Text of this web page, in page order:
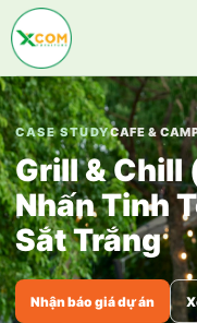
Bỏ
qua
nội
dung
CASE STUDYCAFE &
Grill &
Nhấn Tinh
Sắt Trắng
Nhận báo giá dự án